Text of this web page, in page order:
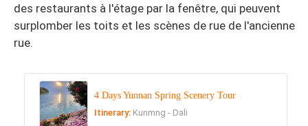
des restaurants à l'étage par la fenêtre, qui peuvent
surplomber les toits et les scènes de rue de l'ancienne
rue.
4 Days Yunnan Spring Scenery Tour
Itinerary: Kunmng - Dali